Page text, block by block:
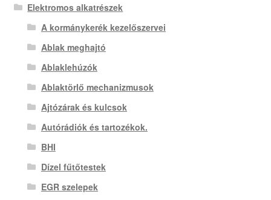
Elektromos alkatrészek
A kormánykerék kezelőszervei
Ablak meghajtó
Ablaklehúzók
Ablaktörlő mechanizmusok
Ajtózárak és kulcsok
Autórádiók és tartozékok.
BHI
Dízel fűtőtestek
EGR szelepek